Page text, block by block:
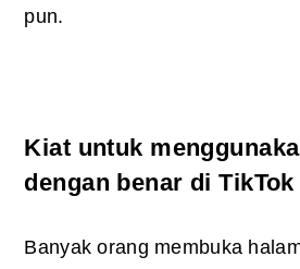
pun.
Kiat untuk
dengan benar di TikTok
Banyak orang membuka